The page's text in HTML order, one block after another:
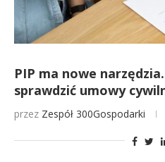
PIP ma nowe
sprawdzić umowy
przez Zespół 300Gospodarki